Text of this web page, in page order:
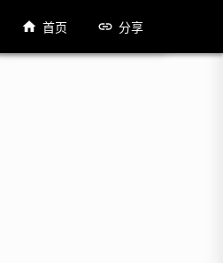
首页 分享